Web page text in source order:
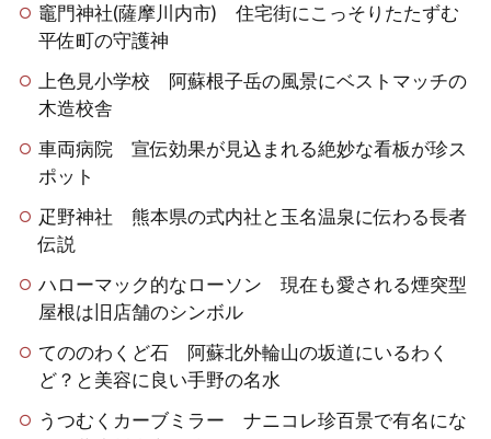
竈門神社(薩摩川内市) 住宅街にこっそりたたずむ
平佐町の守護神
上色見小学校 阿蘇根子岳の風景にベストマッチの
木造校舎
車両病院 宣伝効果が見込まれる絶妙な看板が珍ス
ポット
疋野神社 熊本県の式内社と玉名温泉に伝わる長者
伝説
ハローマック的なローソン 現在も愛される煙突型
屋根は旧店舗のシンボル
てののわくど石 阿蘇北外輪山の坂道にいるわく
ど？と美容に良い手野の名水
うつむくカーブミラー ナニコレ珍百景で有名にな